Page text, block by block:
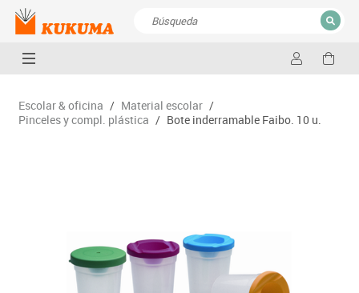
CERRAR
Escolar & oficina / Material escolar /
Pinceles y compl. plástica / Bote inderramable Faibo. 10 u.